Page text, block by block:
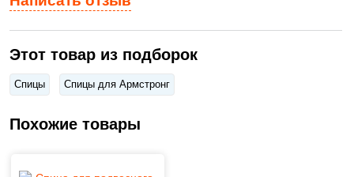
Этот товар из подборок
Спицы Спицы для Армстронг
Похожие товары